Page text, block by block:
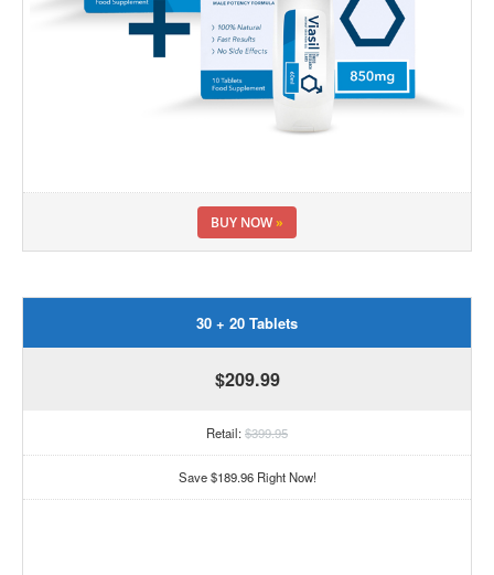
BUY NOW»
30 + 20 Tablets
$209.99
Retail:$399.95
Save $189.96 Right Now!